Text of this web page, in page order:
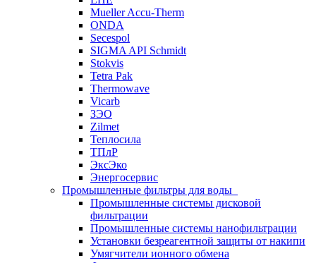
Mueller Accu-Therm
ONDA
Secespol
SIGMA API Schmidt
Stokvis
Tetra Pak
Thermowave
Vicarb
ЗЭО
Zilmet
Теплосила
ТПлР
ЭксЭко
Энергосервис
Промышленные фильтры для воды
Промышленные системы дисковой
фильтрации
Промышленные системы нанофильтрации
Установки безреагентной защиты от накипи
Умягчители ионного обмена